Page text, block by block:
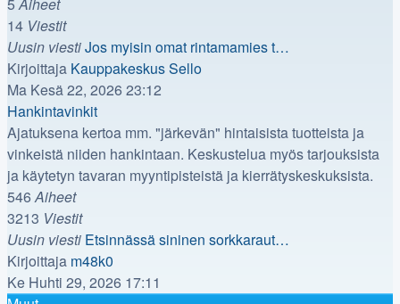
14 Viestit
Uusin viestiJos myisin omat rintamamies t…
Kirjoittaja Kauppakeskus Sello
Ma Kesä 22, 2026 23:12
Hankintavinkit
Ajatuksena kertoa mm. "järkevän" hintaisista tuotteista ja
vinkeistä niiden hankintaan. Keskustelua myös tarjouksista
ja käytetyn tavaran myyntipisteistä ja kierrätyskeskuksista.
546Aiheet
3213 Viestit
Uusin viesti Etsinnässä sininen sorkkaraut…
Kirjoittaja m48k0
uusin
Ke Huhti 29, 2026 17:11